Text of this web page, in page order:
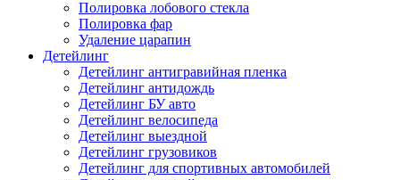
Полировка лобового стекла
Полировка фар
Удаление царапин
Детейлинг
Детейлинг антигравийная пленка
Детейлинг антидождь
Детейлинг БУ авто
Детейлинг велосипеда
Детейлинг выездной
Детейлинг грузовиков
Детейлинг для спортивных автомобилей